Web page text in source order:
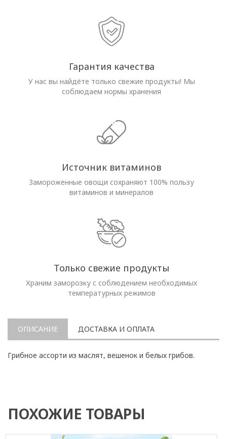
Гарантия качества
У нас вы найдёте только свежие продукты! Мы
соблюдаем нормы хранения
Источник витаминов
Замороженные овощи сохраняют 100% пользу
витаминов и минералов
Только свежие продукты
Храним заморозку с соблюдением необходимых
температурных режимов
ОПИСАНИЕ ДОСТАВКА И ОПЛАТА
Грибное ассорти из маслят, вешенок и белых грибов.
ПОХОЖИЕ ТОВАРЫ